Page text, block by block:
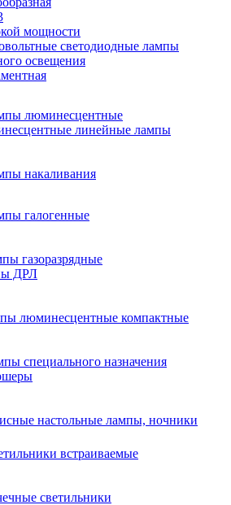
мощности
светодиодные лампы
освещения
люминесцентные
линейные лампы
накаливания
галогенные
газоразрядные
ДРЛ
люминесцентные компактные
специального назначения
настольные лампы, ночники
встраиваемые
светильники